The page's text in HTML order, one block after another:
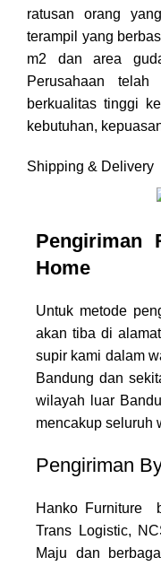
ratusan orang
terampil yang
m2 dan area
Perusahaan telah
berkualitas tinggi
kebutuhan,
Shipping & Delivery
Pengiriman
Home
Untuk metode
akan tiba di
supir kami dalam
Bandung dan
wilayah luar
mencakup seluruh
Pengiriman
Hanko Furniture
Trans Logistic,
Maju dan